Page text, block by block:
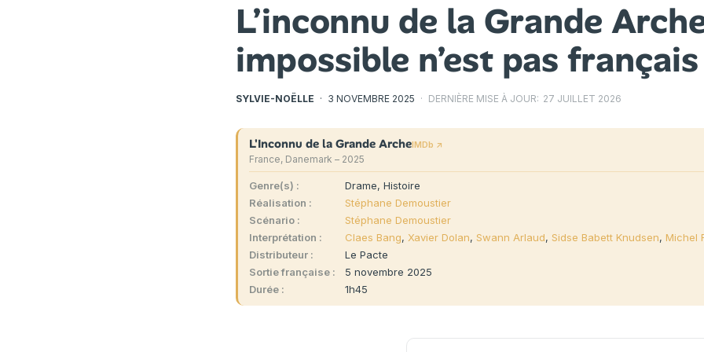
L’inconnu de la Grande
impossible n’est pas français
SYLVIE-NOËLLE · 3 NOVEMBRE 2025 · DERNIÈRE MISE À JOUR: 27 JUILLET 2026
L'Inconnu de la Grande ArcheIMDb ↗
France, Danemark – 2025
Genre(s)
Drame, Histoire
Réalisation
Stéphane Demoustier
Scénario
Stéphane Demoustier
Interprétation
Claes Bang, Xavier Dolan, Swann Arlaud, Sidse Babett Knudsen,Michel
Distributeur
Le Pacte
Sortie française
5 novembre 2025
Durée
1h45